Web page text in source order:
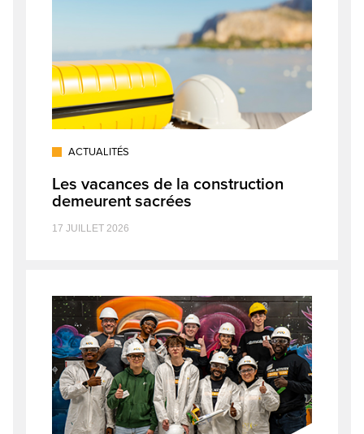
ACTUALITÉS
Les vacances de la construction
demeurent sacrées
17 JUILLET 2026